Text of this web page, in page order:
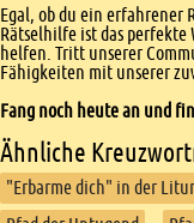
Egal, ob du ein erfahrener
Rätselhilfe ist das
helfen. Tritt unserer
Fähigkeiten mit unserer
Fang noch heute an und
Ähnliche
"Erbarme dich" in der